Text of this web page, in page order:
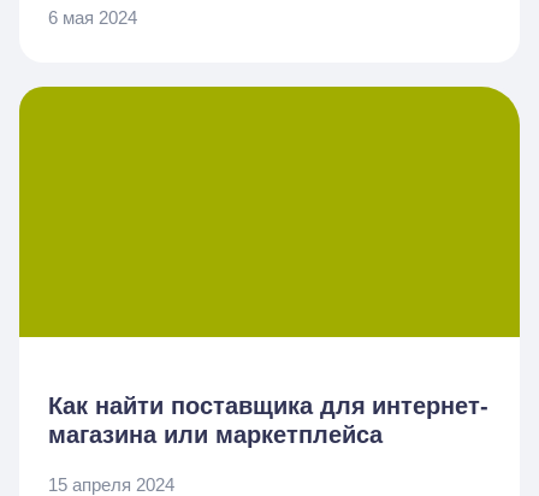
6 мая 2024
Как найти поставщика для интернет-
магазина или маркетплейса
15 апреля 2024